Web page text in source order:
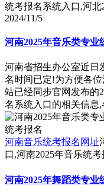
统考报名系统入口,河
2024/11/5
河南2025年音乐类专业
河南省招生办公室近日
名时间已定!为方便各
站已经同步官网发布的
名系统入口的相关信息,
河南音乐统考报名网址
口,河南2025年音乐统考
河南2025年舞蹈类专业